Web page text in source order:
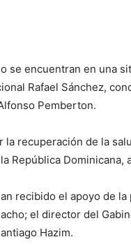
se encuentran en una
Rafael Sánchez,
Pemberton.
la recuperación de la
República Dominicana,
recibido el apoyo de
el director del
Hazim.